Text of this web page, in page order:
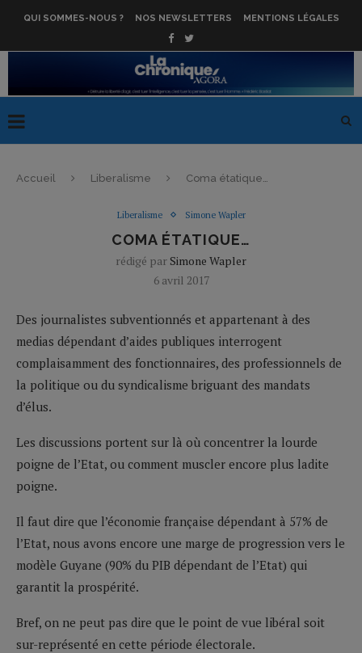
QUI SOMMES-NOUS ? NOS NEWSLETTERS MENTIONS LÉGALES
Accueil Liberalisme Coma étatique…
Liberalisme Simone Wapler
COMA ÉTATIQUE…
rédigé par Simone Wapler
6 avril 2017
Des journalistes subventionnés et appartenant à des
medias dépendant d’aides publiques interrogent
complaisamment des fonctionnaires, des professionnels de
la politique ou du syndicalisme briguant des mandats
d’élus.
Les discussions portent sur là où concentrer la lourde
poigne de l’Etat, ou comment muscler encore plus ladite
poigne.
Il faut dire que l’économie française dépendant à 57% de
l’Etat, nous avons encore une marge de progression vers le
modèle Guyane (90% du PIB dépendant de l’Etat) qui
garantit la prospérité.
Bref, on ne peut pas dire que le point de vue libéral soit
sur-représenté en cette période électorale.